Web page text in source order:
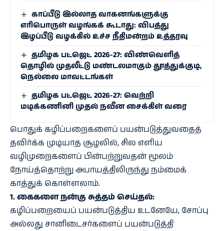
காப்பீடு இல்லாத வாகனங்களுக்கு
எரிபொருள் வழங்கக் கூடாது: விபத்து
இழப்பீடு வழக்கில் உச்ச நீதிமன்றம் உத்தரவு
தமிழக பட்ஜெட் 2026-27: விண்வெளித்
தொழில் முதலீட்டு மண்டலமாகும் தூத்துக்குடி,
நெல்லை மாவட்டங்கள்
தமிழக பட்ஜெட் 2026-27: வெற்றி
மடிக்கணினி முதல் நவீன சைக்கிள் வரை
பொதுக் கழிப்பறைகளைப் பயன்படுத்துவதைத்
தவிர்க்க முடியாத சூழலில், சில எளிய
வழிமுறைகளைப் பின்பற்றுவதன் மூலம்
நோய்த்தொற்று அபாயத்திலிருந்து நம்மைக்
காத்துக் கொள்ளலாம்.
1. கைகளை நன்கு சுத்தம் செய்தல்:
கழிப்பறையைப் பயன்படுத்திய உடனேயே, சோப்பு
அல்லது சானிடைசர்களைப் பயன்படுத்தி